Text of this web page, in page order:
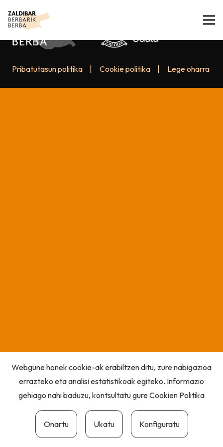
Pribatutasun politika Cookie politika Lege oharra
Webgune honek cookie-ak erabiltzen ditu, zure nabigazioa
errazteko eta analisi estatistikoak egiteko. Informazio
gehiago nahi baduzu, kontsultatu gureCookien Politika
Onartu Ukatu Konfiguratu